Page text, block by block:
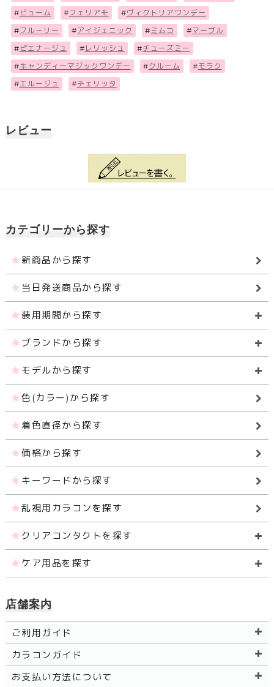
# ビューム #フェリアモ #ヴィクトリアワンデー
#フル－リー #アイジェニック # ミムコ #マーブル
# ピエナージュ # レリッシュ #チューズミー
#キャンディーマジックワンデー #クルーム #モラク
#エルージュ #チェリッタ
レビュー
カテゴリーから探す
新商品から探す
当日発送商品から探す
装用期間から探す
ブランドから探す
モデルから探す
色(カラー)から探す
着色直径から探す
価格から探す
キーワードから探す
乱視用カラコンを探す
クリアコンタクトを探す
ケア用品を探す
店舗案内
ご利用ガイド
カラコンガイド
お支払い方法について